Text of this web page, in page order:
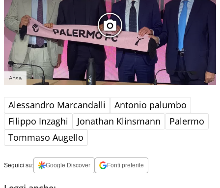
Ansa
Alessandro Marcandalli
Antonio palumbo
Filippo Inzaghi
Jonathan Klinsmann
Palermo
Tommaso Augello
Seguici su: Google Discover Fonti preferite